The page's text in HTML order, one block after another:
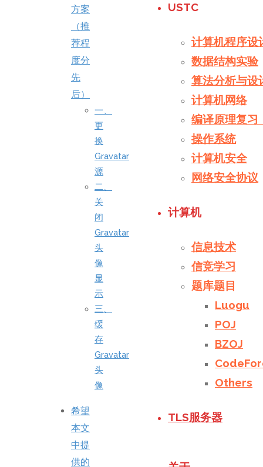
USTC
计算机程序设
数据结构实验
算法分析与设
计算机网络
编译原理复习
操作系统
计算机安全
网络安全协议
计算机
信息技术
信竞学习
题库题目
Luogu
POJ
BZOJ
Others
TLS服务器
方案
（推
荐程
度分
先
后）
一、
更
换
Gravatar
源
二、
关
闭
Gravatar
头
像
显
示
三、
缓
存
Gravatar
头
像
希望
本文
中提
供的